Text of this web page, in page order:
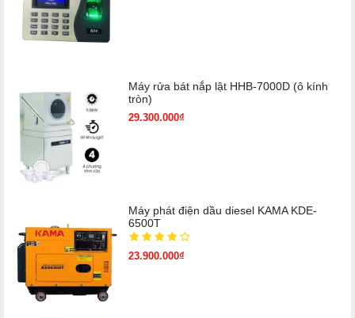
Máy rửa bát nắp lật HHB-7000D (ô kính
tròn)
29.300.000₫
Máy phát điện dầu diesel KAMA KDE-
6500T
23.900.000₫